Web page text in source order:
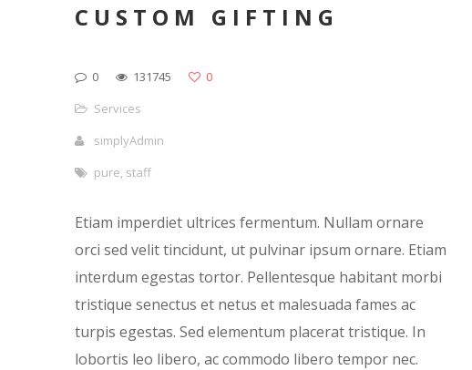
CUSTOM GIFTING
0 131745
0
Services
simplyAdmin
pure, staff
Etiam imperdiet ultrices fermentum. Nullam ornare
orci sed velit tincidunt, ut pulvinar ipsum ornare. Etiam
interdum egestas tortor. Pellentesque habitant morbi
tristique senectus et netus et malesuada fames ac
turpis egestas. Sed elementum placerat tristique. In
lobortis leo libero, ac commodo libero tempor nec.